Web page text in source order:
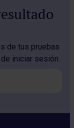
de tus pruebas
iniciar sesión.